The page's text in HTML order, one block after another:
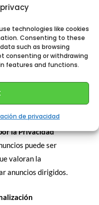
technologies like cookies
Consenting to these
such as browsing
consenting or withdrawing
features and functions.
de privacidad
que dependen
las funciones
de canales
y la organización.
la Privacidad
puede ser
valoran la
anuncios dirigidos.